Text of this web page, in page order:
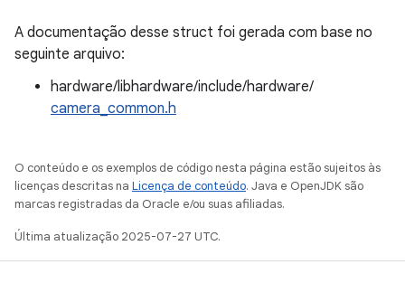
A documentação desse struct foi gerada com base no
seguinte arquivo:
hardware/libhardware/include/hardware/
camera_common.h
O conteúdo e os exemplos de código nesta página estão sujeitos às
licenças descritas na Licença de conteúdo. Java e OpenJDK são
marcas registradas da Oracle e/ou suas afiliadas.
Última atualização 2025-07-27 UTC.